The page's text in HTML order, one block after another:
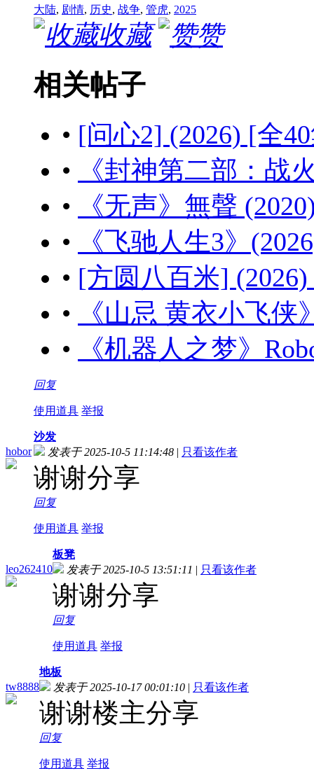
大陆, 剧情, 历史, 战争, 管虎, 2025
收藏 赞
相关帖子
• [问心2] (2026) [全
•
《封神第二部：战
•
《无声》無聲
•
《飞驰人生3》
• [方圆八百米]
•
《山忌 黄衣小飞
•
《机器人之梦》
回复
使用道具 举报
hobor
沙发
发表于 2025-10-5 11:14:48 | 只看该作者
谢谢分享
回复
使用道具 举报
leo262410
板凳
发表于 2025-10-5 13:51:11 | 只看该作者
谢谢分享
回复
使用道具 举报
tw8888
地板
发表于 2025-10-17 00:01:10 | 只看该作者
谢谢楼主分享
回复
使用道具 举报